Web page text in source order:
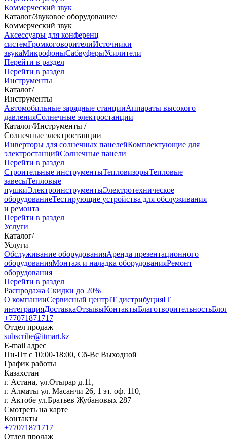
Коммерческий звук
Каталог/Звуковое оборудование/
Коммерческий звук
Аксессуары для конференц
системГромкоговорителиИсточники
звукаМикрофоныСабвуферыУсилители
Перейти в раздел
Перейти в раздел
Инструменты
Каталог/
Инструменты
Автомобильные зарядные станцииАппараты высокого
давленияСолнечные электростанции
Каталог/Инструменты /
Солнечные электростанции
Инверторы для солнечных панелейКомплектующие для
электростанцийСолнечные панели
Перейти в раздел
Строительные инструментыТепловизорыТепловые
завесыТепловые
пушкиЭлектроинструментыЭлектротехническое
оборудованиеТестирующие устройства для обслуживания
и ремонта
Перейти в раздел
Услуги
Каталог/
Услуги
Oбслуживание оборудованияАренда презентационного
оборудованияМонтаж и наладка оборудованияРемонт
оборудования
Перейти в раздел
Распродажа Скидки до 20%
О компанииСервисный центрIT дистрибуцияIT
интеграцияДоставкаОтзывыКонтактыБлаготворительность
+77071871717
Отдел продаж
subscribe@itmart.kz
E-mail адрес
Пн-Пт с 10:00-18:00, Сб-Вс Выходной
График работы
Казахстан
г. Астана, ул.Отырар д.11,
г. Алматы ул. Масанчи 26, 1 эт. оф. 110,
г. Актобе ул.Братьев Жубановых 287
Смотреть на карте
Контакты
+77071871717
Отдел продаж